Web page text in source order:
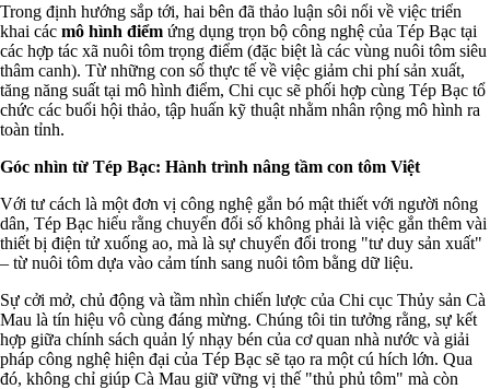
Trong định hướng sắp tới, hai bên đã thảo luận sôi nổi về việc triển
khai các mô hình điểm ứng dụng trọn bộ công nghệ của Tép Bạc tại
các hợp tác xã nuôi tôm trọng điểm (đặc biệt là các vùng nuôi tôm siêu
thâm canh). Từ những con số thực tế về việc giảm chi phí sản xuất,
tăng năng suất tại mô hình điểm, Chi cục sẽ phối hợp cùng Tép Bạc tổ
chức các buổi hội thảo, tập huấn kỹ thuật nhằm nhân rộng mô hình ra
toàn tỉnh.
Góc nhìn từ Tép Bạc: Hành trình nâng tầm con tôm Việt
Với tư cách là một đơn vị công nghệ gắn bó mật thiết với người nông
dân, Tép Bạc hiểu rằng chuyển đổi số không phải là việc gắn thêm vài
thiết bị điện tử xuống ao, mà là sự chuyển đổi trong "tư duy sản xuất"
– từ nuôi tôm dựa vào cảm tính sang nuôi tôm bằng dữ liệu.
Sự cởi mở, chủ động và tầm nhìn chiến lược của Chi cục Thủy sản Cà
Mau là tín hiệu vô cùng đáng mừng. Chúng tôi tin tưởng rằng, sự kết
hợp giữa chính sách quản lý nhạy bén của cơ quan nhà nước và giải
pháp công nghệ hiện đại của Tép Bạc sẽ tạo ra một cú hích lớn. Qua
đó, không chỉ giúp Cà Mau giữ vững vị thế "thủ phủ tôm" mà còn